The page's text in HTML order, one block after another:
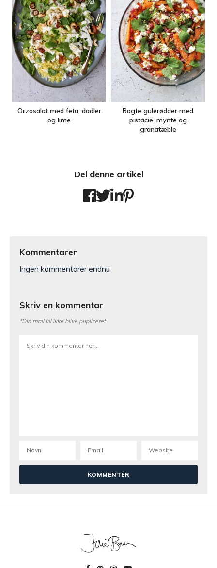
Orzosalat med feta, dadler
og lime
Bagte gulerødder med
pistacie, mynte og
granatæble
Del denne artikel
Kommentarer
Ingen kommentarer endnu
Skriv en kommentar
*Din mail vil ikke blive pupliceret